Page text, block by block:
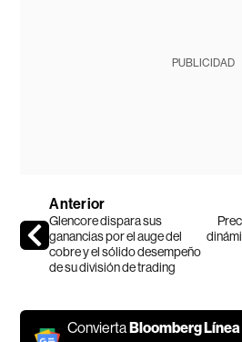
PUBLICIDAD
Anterior
Glencore dispara sus
ganancias por el auge del
cobre y el sólido desempeño
de su división de trading
ConviertaBloomberg Línea